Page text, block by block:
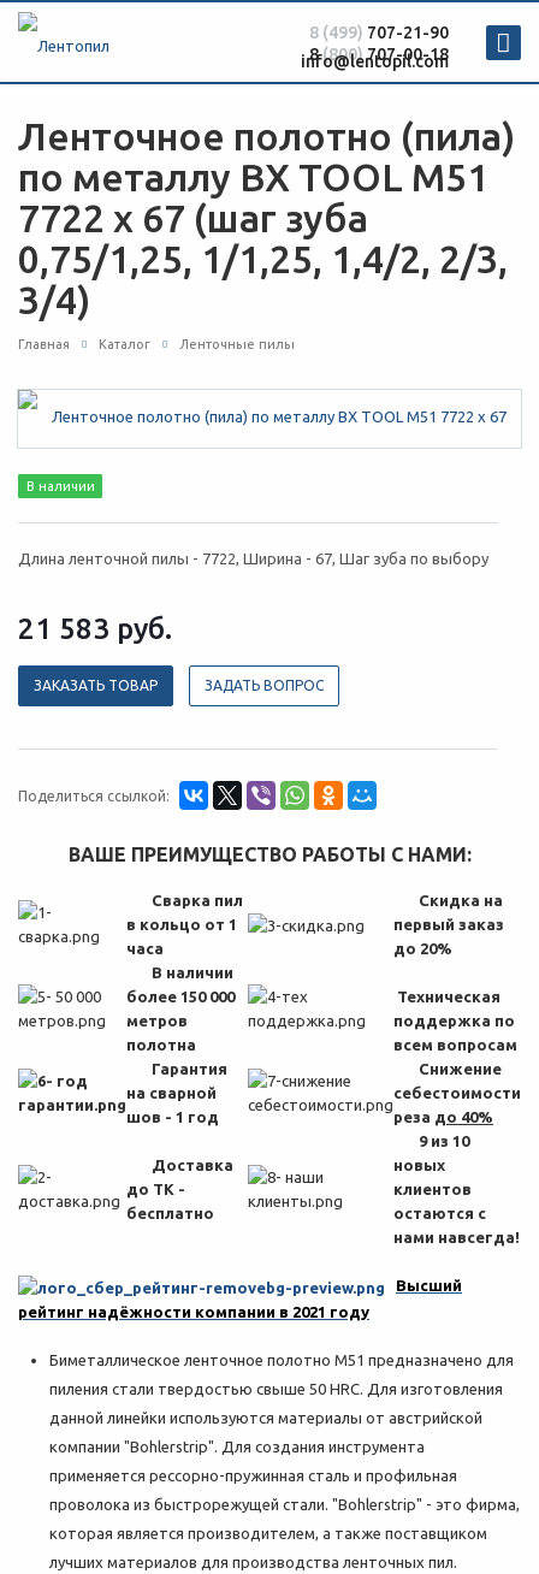
8(800)707-00-18
8 (499) 707-21-90
info@lentopil.com
Ленточное полотно (пила)
по металлу BX TOOL М51
7722 х 67 (шаг зуба
0,75/1,25, 1/1,25, 1,4/2, 2/3,
3/4)
Главная Каталог Ленточные пилы
В наличии
Длина ленточной пилы - 7722, Ширина - 67, Шаг зуба по выбору
21 583 руб.
ЗАКАЗАТЬ ТОВАР ЗАДАТЬ ВОПРОС
Поделиться ссылкой:
ВАШЕ ПРЕИМУЩЕСТВО РАБОТЫ С НАМИ:
Сварка пил
в кольцо от 1
часа
Скидка на
первый заказ
до 20%
В наличии
более 150 000
метров
полотна
Техническая
поддержка по
всем вопросам
Гарантия
на сварной
шов - 1 год
Снижение
себестоимости
реза до 40%
Доставка
до ТК -
бесплатно
9 из 10
новых
клиентов
остаются с
нами навсегда!
Высший
рейтинг надёжности компании в 2021 году
Биметаллическое ленточное полотно M51 предназначено для
пиления стали твердостью свыше 50 HRC. Для изготовления
данной линейки используются материалы от австрийской
компании "Bohlerstrip". Для создания инструмента
применяется рессорно-пружинная сталь и профильная
проволока из быстрорежущей стали. "Bohlerstrip" - это фирма,
которая является производителем, а также поставщиком
лучших материалов для производства ленточных пил.